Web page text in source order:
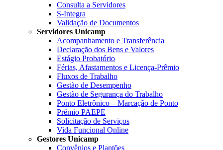
Consulta a Servidores
S-Integra
Validação de Documentos
Servidores Unicamp
Acompanhamento e Transferência
Declaração dos Bens e Valores
Estágio Probatório
Férias, Afastamentos e Licença-Prêmio
Fluxos de Trabalho
Gestão de Desempenho
Gestão de Segurança do Trabalho
Ponto Eletrônico – Marcação de Ponto
Prêmio PAEPE
Solicitação de Serviços
Vida Funcional Online
Gestores Unicamp
Convênios e Plantões